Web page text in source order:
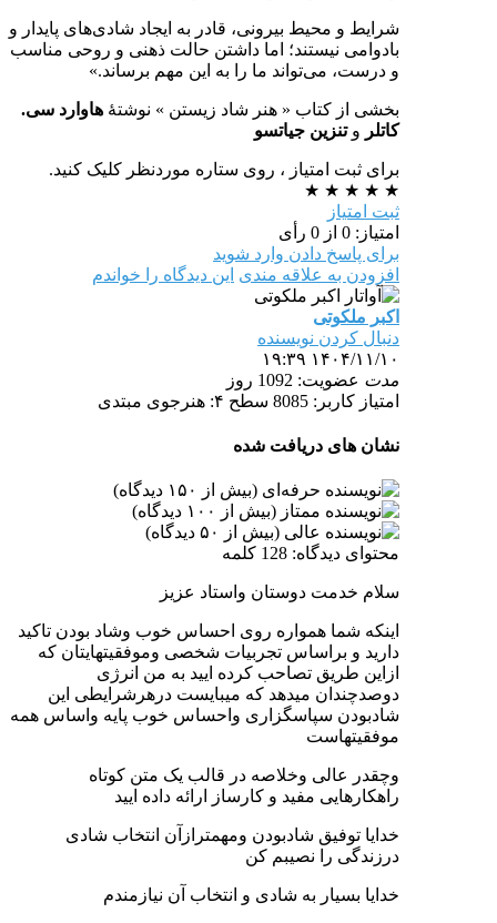
شرایط و محیط بیرونی، قادر به ایجاد شادی‌های پایدار و
بادوامی نیستند؛ اما داشتن حالت ذهنی و روحی مناسب
و درست، می‌تواند ما را به این مهم برساند.»
بخشی از کتاب « هنر شاد زیستن » نوشتهٔ هاوارد سی.
کاتلر وتنزین جیاتسو
برای ثبت امتیاز ، روی ستاره موردنظر کلیک کنید.
★
★
★
★
★
ثبت امتیاز
امتیاز: 0 از 0 رأی
برای پاسخ دادن وارد شوید
افزودن به علاقه مندی این دیدگاه را خواندم
اکبر ملکوتی
دنبال کردن نویسنده
۱۴۰۴/۱۱/۱۰ ۱۹:۳۹
مدت عضویت: 1092 روز
امتیاز کاربر: 8085
سطح ۴: هنرجوی مبتدی
نشان های دریافت شده
محتوای دیدگاه: 128 کلمه
سلام خدمت دوستان واستاد عزیز
اینکه شما همواره روی احساس خوب وشاد بودن تاکید
دارید و براساس تجربیات شخصی وموفقیتهایتان که
ازاین طریق تصاحب کرده ایید به من انرژی
دوصدچندان میدهد که میبایست درهرشرایطی این
شادبودن سپاسگزاری واحساس خوب پایه واساس همه
موفقیتهاست
وچقدر عالی وخلاصه در قالب یک متن کوتاه
راهکارهایی مفید و کارساز ارائه داده ایید
خدایا توفیق شادبودن ومهمترازآن انتخاب شادی
درزندگی را نصیبم کن
خدایا بسیار به شادی و انتخاب آن نیازمندم